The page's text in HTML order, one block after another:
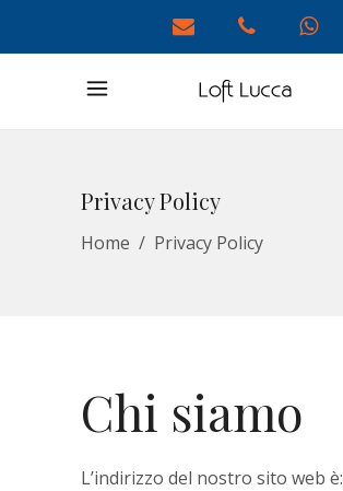
Privacy Policy
Home / Privacy Policy
Chi siamo
L’indirizzo del nostro sito web è: